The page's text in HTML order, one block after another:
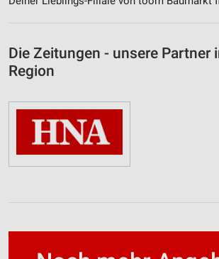
Die Zeitungen - unsere Partner
Region